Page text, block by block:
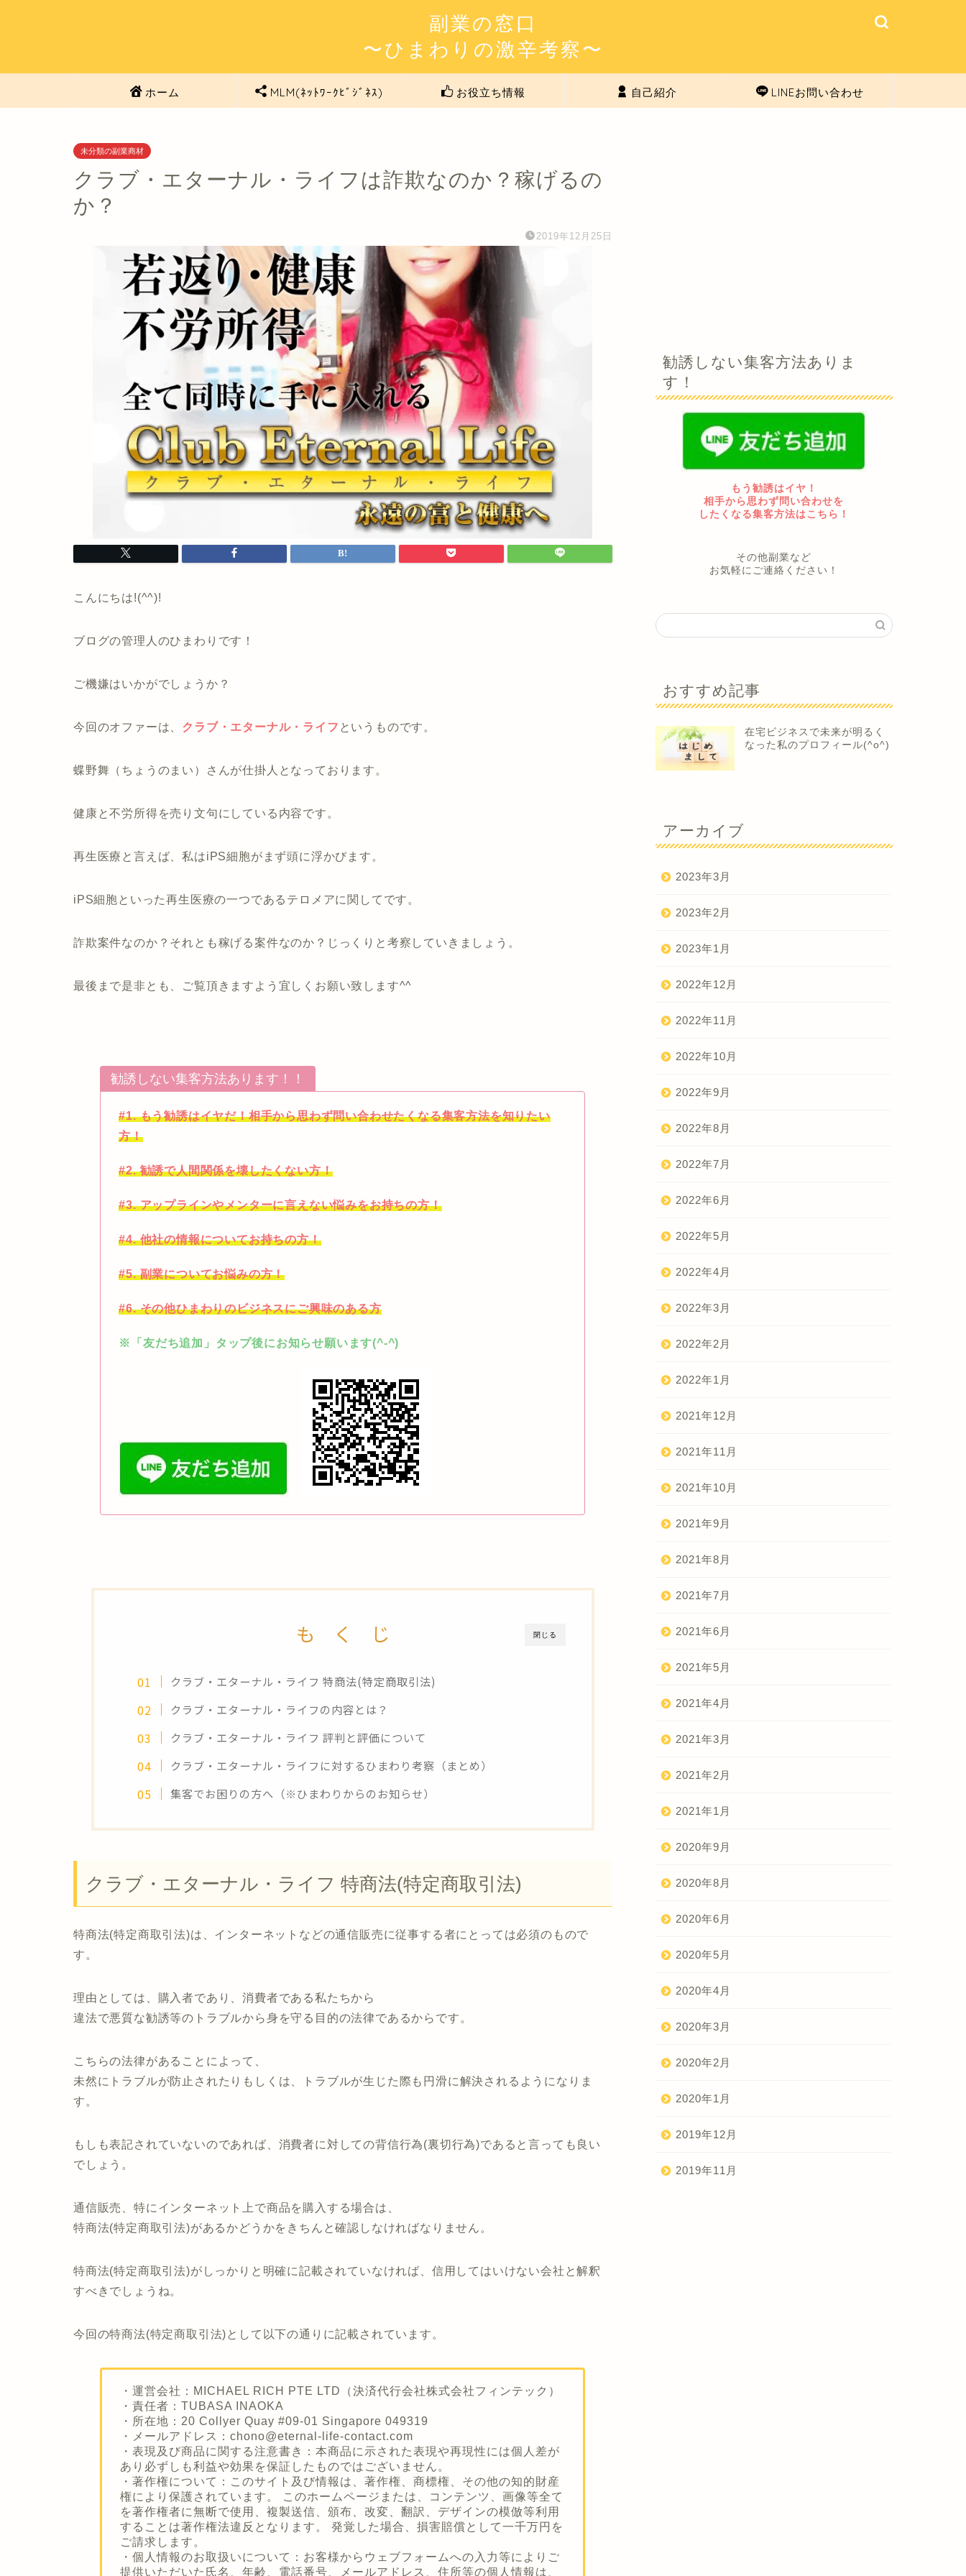
副業の窓口
〜ひまわりの激辛考察〜
ホーム MLM(ﾈｯﾄﾜｰｸﾋﾞｼﾞﾈｽ) お役立ち情報 自己紹介 LINEお問い合わせ
未分類の副業商材
クラブ・エターナル・ライフは詐欺なのか？稼げるの
か？
2019年12月25日
こんにちは!(^^)!
ブログの管理人のひまわりです！
ご機嫌はいかがでしょうか？
今回のオファーは、 クラブ・エターナル・ライフ というものです。
蝶野舞（ちょうのまい）さんが仕掛人となっております。
健康と不労所得を売り文句にしている内容です。
再生医療と言えば、私はiPS細胞がまず頭に浮かびます。
iPS細胞といった再生医療の一つであるテロメアに関してです。
詐欺案件なのか？それとも稼げる案件なのか？じっくりと考察していきましょう。
最後まで是非とも、ご覧頂きますよう宜しくお願い致します^^
勧誘しない集客方法あります！！
#1. もう勧誘はイヤだ！相手から思わず問い合わせたくなる集客方法を知りたい
方！
#2. 勧誘で人間関係を壊したくない方！
#3. アップラインやメンターに言えない悩みをお持ちの方！
#4. 他社の情報についてお持ちの方！
#5. 副業についてお悩みの方！
#6. その他ひまわりのビジネスにご興味のある方
※「友だち追加」タップ後にお知らせ願います(^-^)
閉じる
も く じ
クラブ・エターナル・ライフ 特商法(特定商取引法)
クラブ・エターナル・ライフの内容とは？
クラブ・エターナル・ライフ 評判と評価について
クラブ・エターナル・ライフに対するひまわり考察（まとめ）
集客でお困りの方へ（※ひまわりからのお知らせ）
クラブ・エターナル・ライフ 特商法(特定商取引法)
特商法(特定商取引法)は、インターネットなどの通信販売に従事する者にとっては必須のもので
す。
理由としては、購入者であり、消費者である私たちから
違法で悪質な勧誘等のトラブルから身を守る目的の法律であるからです。
こちらの法律があることによって、
未然にトラブルが防止されたりもしくは、トラブルが生じた際も円滑に解決されるようになりま
す。
もしも表記されていないのであれば、消費者に対しての背信行為(裏切行為)であると言っても良い
でしょう。
通信販売、特にインターネット上で商品を購入する場合は、
特商法(特定商取引法)があるかどうかをきちんと確認しなければなりません。
特商法(特定商取引法)がしっかりと明確に記載されていなければ、信用してはいけない会社と解釈
すべきでしょうね。
今回の特商法(特定商取引法)として以下の通りに記載されています。
・運営会社：MICHAEL RICH PTE LTD（決済代行会社株式会社フィンテック）
・責任者：TUBASA INAOKA
・所在地：20 Collyer Quay #09-01 Singapore 049319
・メールアドレス：chono@eternal-life-contact.com
・表現及び商品に関する注意書き：本商品に示された表現や再現性には個人差が
あり必ずしも利益や効果を保証したものではございません。
・著作権について：このサイト及び情報は、著作権、商標権、その他の知的財産
権により保護されています。 このホームページまたは、コンテンツ、画像等全て
を著作権者に無断で使用、複製送信、頒布、改変、翻訳、デザインの模倣等利用
することは著作権法違反となります。 発覚した場合、損害賠償として一千万円を
ご請求します。
・個人情報のお取扱いについて：お客様からウェブフォームへの入力等によりご
提供いただいた氏名、年齢、電話番号、メールアドレス、住所等の個人情報は、
勧誘しない集客方法ありま
す！
もう勧誘はイヤ！
相手から思わず問い合わせを
したくなる集客方法はこちら！
その他副業など
お気軽にご連絡ください！
おすすめ記事
在宅ビジネスで未来が明るく
なった私のプロフィール(^o^)
アーカイブ
2023年3月
2023年2月
2023年1月
2022年12月
2022年11月
2022年10月
2022年9月
2022年8月
2022年7月
2022年6月
2022年5月
2022年4月
2022年3月
2022年2月
2022年1月
2021年12月
2021年11月
2021年10月
2021年9月
2021年8月
2021年7月
2021年6月
2021年5月
2021年4月
2021年3月
2021年2月
2021年1月
2020年9月
2020年8月
2020年6月
2020年5月
2020年4月
2020年3月
2020年2月
2020年1月
2019年12月
2019年11月